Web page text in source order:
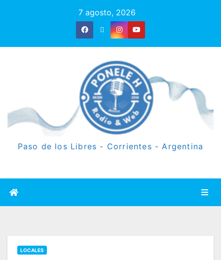
7 agosto, 2026
Paso de los Libres - Corrientes - Argentina
LOCALES